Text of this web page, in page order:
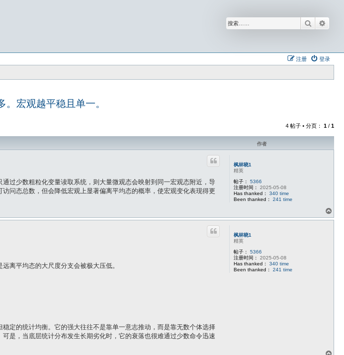
搜索
登录
注册
。宏观越平稳且单一。
4 帖子 • 分页： 1 / 1
作者
枫林晓1
精英
帖子：
5366
注册时间：
2025-05-08
Has thanked：
340 time
Been thanked：
241 time
过少数粗粒化变量读取系统，则大量微观态会映射到同一宏观态附近，导
问态总数，但会降低宏观上显著偏离平均态的概率，使宏观变化表现得更
首
枫林晓1
精英
帖子：
5366
注册时间：
2025-05-08
Has thanked：
340 time
Been thanked：
241 time
离平均态的大尺度分支会被极大压低。
定的统计均衡。它的强大往往不是靠单一意志推动，而是靠无数个体选择
，当底层统计分布发生长期劣化时，它的衰落也很难通过少数命令迅速